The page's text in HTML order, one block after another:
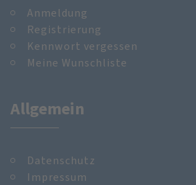
Anmeldung
Registrierung
Kennwort vergessen
Meine Wunschliste
Allgemein
Datenschutz
Impressum